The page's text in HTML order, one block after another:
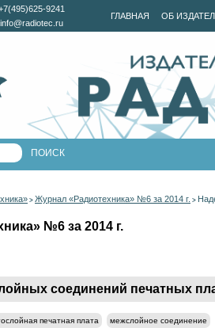
ГЛАВНАЯ ОБ
9241
info@radiotec.ru
> Журнал «Радиотехника» №6 за 2014 г. >
№6 за 2014 г.
соединений печатных
печатная плата межслойное соединение